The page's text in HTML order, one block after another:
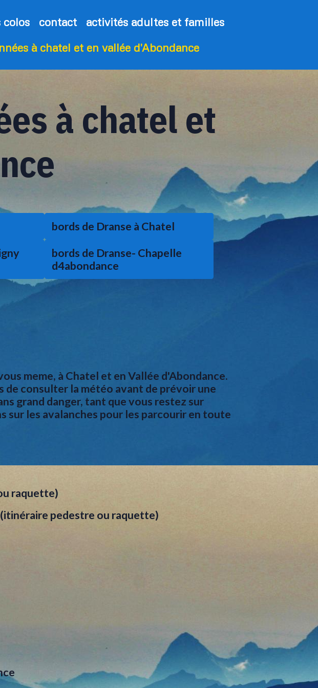
colos contact
activités adultes et familles
à chatel et en vallée d'Abondance
à chatel et
bords de Dranse à Chatel
bords de Dranse- Chapelle
d4abondance
meme, à Chatel et en Vallée d'Abondance.
de consulter la météo avant de prévoir une
grand danger, tant que vous restez sur
les avalanches pour les parcourir en toute
raquette)
(itinéraire pedestre ou raquette)